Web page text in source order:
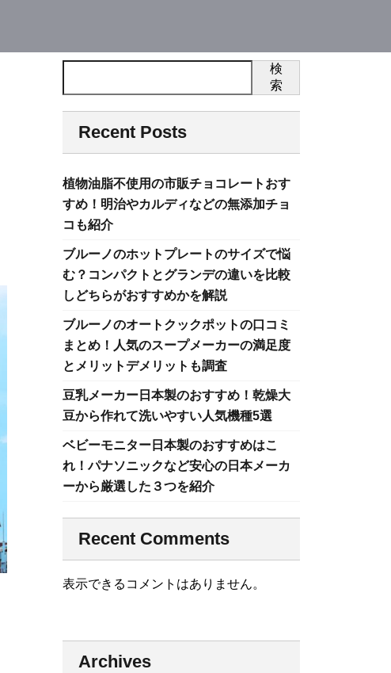
検
索
Recent Posts
植物油脂不使用の市販チョコレートおす
すめ！明治やカルディなどの無添加チョ
コも紹介
ブルーノのホットプレートのサイズで悩
む？コンパクトとグランデの違いを比較
しどちらがおすすめかを解説
ブルーノのオートクックポットの口コミ
まとめ！人気のスープメーカーの満足度
とメリットデメリットも調査
豆乳メーカー日本製のおすすめ！乾燥大
豆から作れて洗いやすい人気機種5選
ベビーモニター日本製のおすすめはこ
れ！パナソニックなど安心の日本メーカ
ーから厳選した３つを紹介
Recent Comments
表示できるコメントはありません。
Archives